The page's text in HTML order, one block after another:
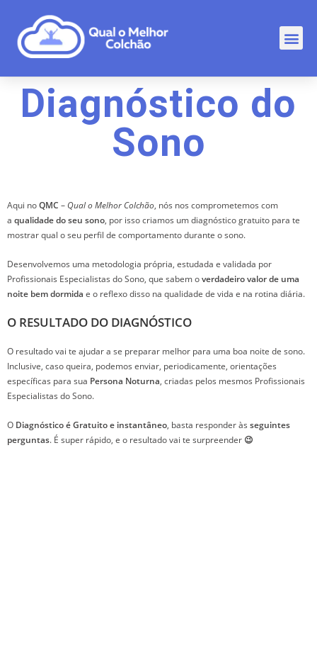
Diagnóstico do
Sono
Aqui noQMC – Qual o Melhor Colchão, nós nos comprometemos com
a qualidade do seu sono, por isso criamos um diagnóstico gratuito para te
mostrar qual o seu perfil de comportamento durante o sono.
Desenvolvemos uma metodologia própria, estudada e validada por
Profissionais Especialistas do Sono, que sabem overdadeiro valor de uma
noite bem dormida e o reflexo disso na qualidade de vida e na rotina diária.
O RESULTADO DO DIAGNÓSTICO
O resultado vai te ajudar a se preparar melhor para uma boa noite de sono.
Inclusive, caso queira, podemos enviar, periodicamente, orientações
específicas para sua Persona Noturna, criadas pelos mesmos Profissionais
Especialistas do Sono.
O Diagnóstico é Gratuito e instantâneo, basta responder às seguintes
perguntas. É super rápido, e o resultado vai te surpreender 😉